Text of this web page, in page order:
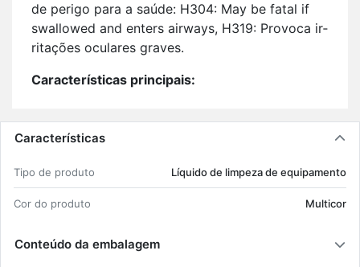
de pe­rigo para a saúde: H304: May be fatal if
swal­lowed and en­ters airways, H319: Pro­voca ir­
ri­ta­ções ocu­lares graves.
Ca­rac­te­rís­ticas prin­ci­pais:
Mul­ticor;
1 uni­dade(s).
Características
Tipo de pro­duto Lí­quido de lim­peza de equi­pa­mento
Cor do pro­duto Mul­ticor
Conteúdo da embalagem